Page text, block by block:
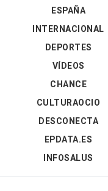
ESPAÑA
INTERNACIONAL
DEPORTES
VÍDEOS
CHANCE
CULTURAOCIO
DESCONECTA
EPDATA.ES
INFOSALUS